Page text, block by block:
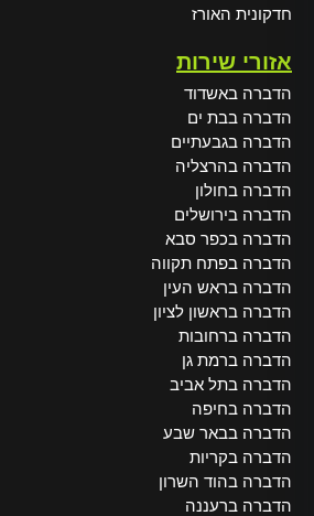
חדקונית האורז
אזורי שירות
הדברה באשדוד
הדברה בבת ים
הדברה בגבעתיים
הדברה בהרצליה
הדברה בחולון
הדברה בירושלים
הדברה בכפר סבא
הדברה בפתח תקווה
הדברה בראש העין
הדברה בראשון לציון
הדברה ברחובות
הדברה ברמת גן
הדברה בתל אביב
הדברה בחיפה
הדברה בבאר שבע
הדברה בקריות
הדברה בהוד השרון
הדברה ברעננה